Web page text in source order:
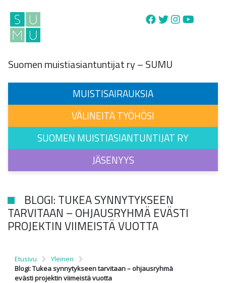
Main Navigation
Suomen muistiasiantuntijat ry – SUMU
MUISTISAIRAUKSIA
VÄLINEITÄ TYÖHÖSI
SUOMEN MUISTIASIANTUNTIJAT RY
JÄSENYYS
BLOGI: TUKEA SYNNYTYKSEEN
TARVITAAN – OHJAUSRYHMÄ EVÄSTI
PROJEKTIN VIIMEISTÄ VUOTTA
Etusivu
Yleinen
Blogi: Tukea synnytykseen tarvitaan – ohjausryhmä
evästi projektin viimeistä vuotta